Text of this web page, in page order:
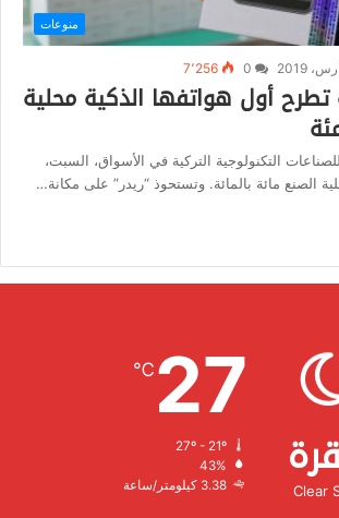
منوعات
7٬256
تطرح أول هواتفها الذكية محلية
التكنولوجية التركية في الأسواق، السبت،
الصنع مائة بالمائة. وتستحوذ “ريدر” على مكانة…
Clear
27
℃
الرطوبة:
الرياح: